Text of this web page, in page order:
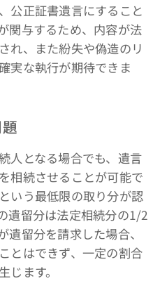
公正証書遺言にすること
関与するため、内容が法
れ、また紛失や偽造のリ
実な執行が期待できま
人となる場合でも、遺言
相続させることが可能で
いう最低限の取り分が認
遺留分は法定相続分の1/2
留分を請求した場合、
とはできず、一定の割合
ます。